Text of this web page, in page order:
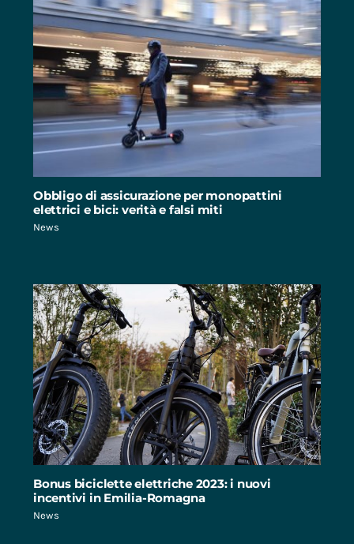
Obbligo di assicurazione per monopattini
elettrici e bici: verità e falsi miti
News
Bonus biciclette elettriche 2023: i nuovi
incentivi in Emilia-Romagna
News